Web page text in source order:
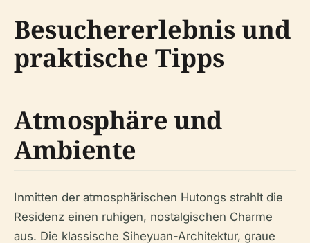
Besuchererlebnis und
praktische Tipps
Atmosphäre und
Ambiente
Inmitten der atmosphärischen Hutongs strahlt die
Residenz einen ruhigen, nostalgischen Charme
aus. Die klassische Siheyuan-Architektur, graue